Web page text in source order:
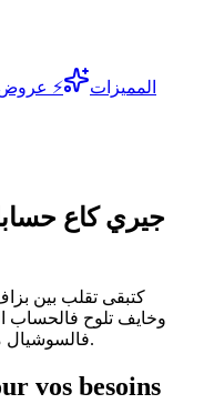
المميزات ⚡ عروض
جيري كاع
كتبقى تقلب بين
وخايف تلوح فالحساب
فالسوشيال ميديا مصدر ديال الستريس وقلة الفعالية.
vos besoins